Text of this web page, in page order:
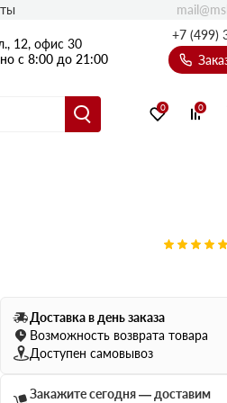
12, офис 30
с 8:00 до 21:00
+7 (499)
Ультратонкий
75 мм
100 мм
Балкон
Эсктра
Оптима
0 0
Доставка в день заказа
Возможность возврата товара
Доступен самовывоз
Закажите сегодня — доставим